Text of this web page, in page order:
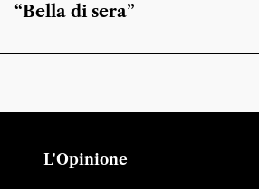
“Bella di sera”
L'Opinione